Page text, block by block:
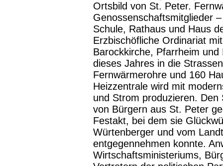
Ortsbild von St. Peter.
Genossenschaftsmitglieder
Schule, Rathaus und Haus
Erzbischöfliche Ordinariat
Barockkirche, Pfarrheim
dieses Jahres in die
Fernwärmerohre und 160
Heizzentrale wird mit
und Strom produzieren.
von Bürgern aus St. Peter
Festakt, bei dem sie
Würtenberger und vom
entgegennehmen konnte.
Wirtschaftsministeriums,